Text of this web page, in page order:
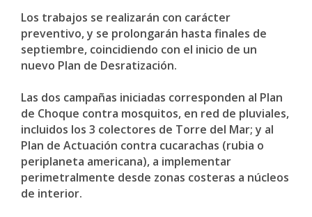
Los trabajos se realizarán con carácter
preventivo, y se prolongarán hasta finales de
septiembre, coincidiendo con el inicio de un
nuevo Plan de Desratización.
Las dos campañas iniciadas corresponden al Plan
de Choque contra mosquitos, en red de pluviales,
incluidos los 3 colectores de Torre del Mar; y al
Plan de Actuación contra cucarachas (rubia o
periplaneta americana), a implementar
perimetralmente desde zonas costeras a núcleos
de interior.